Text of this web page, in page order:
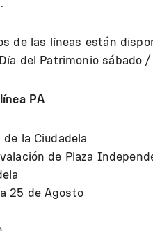
de las líneas están
del Patrimonio sábado
PA
de la Ciudadela
de Plaza
25 de Agosto